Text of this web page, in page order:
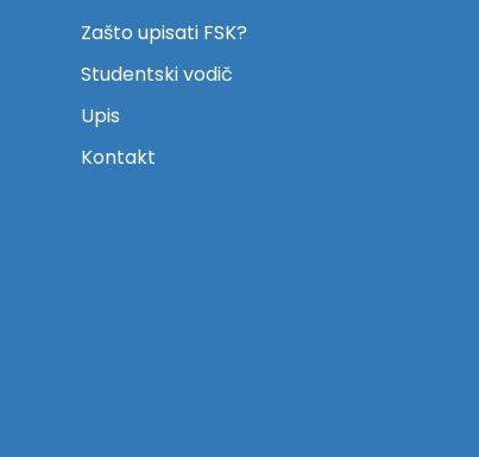
Zašto upisati FSK?
Studentski vodič
Upis
Kontakt